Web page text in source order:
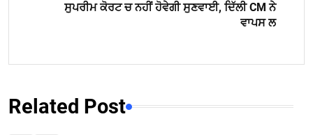
ਸੁਪਰੀਮ ਕੋਰਟ ਚ ਨਹੀਂ ਹੋਵੇਗੀ ਸੁਣਵਾਈ, ਦਿੱਲੀ CM ਨੇ
ਵਾਪਸ ਲ
Related Post